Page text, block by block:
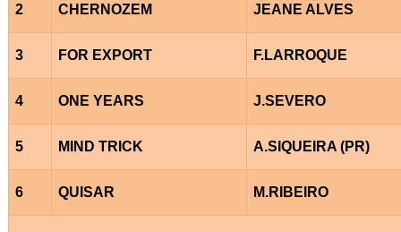
2 CHERNOZEM JEANE ALVES
3 FOR EXPORT F.LARROQUE
4 ONE YEARS J.SEVERO
5 MIND TRICK A.SIQUEIRA (PR)
6 QUISAR M.RIBEIRO